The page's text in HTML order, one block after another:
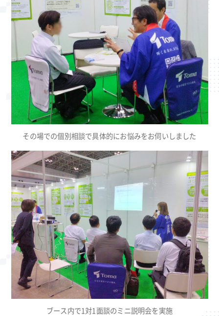
その場での個別相談で具体的にお悩みをお伺いしました
ブース内で1対1面談のミニ説明会を実施